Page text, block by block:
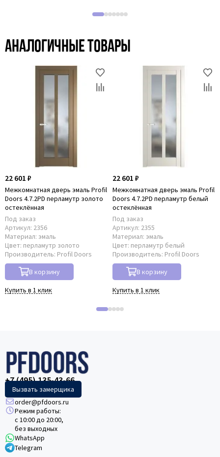
Аналогичные товары
22 601 ₽
Межкомнатная дверь эмаль Profil
Doors 4.7.2PD перламутр золото
остеклённая
Под заказ
Артикул: 2356
Материал: эмаль
Цвет: перламутр золото
Производитель: Profil Doors
В корзину
Купить в 1 клик
22 601 ₽
Межкомнатная дверь эмаль Profil
Doors 4.7.2PD перламутр белый
остеклённая
Под заказ
Артикул: 2355
Материал: эмаль
Цвет: перламутр белый
Производитель: Profil Doors
В корзину
Купить в 1 клик
+7 (495) 135-43-66
Вызвать замерщика
order@pfdoors.ru
Режим работы:
с 10:00 до 20:00,
без выходных
WhatsApp
Telegram